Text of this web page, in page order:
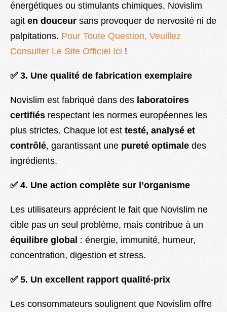
énergétiques ou stimulants chimiques, Novislim
agit en douceur sans provoquer de nervosité ni de
palpitations. Pour Toute Question, Veuillez
Consulter Le Site Officiel Ici !
✅3. Une qualité de fabrication exemplaire
Novislim est fabriqué dans des laboratoires
certifiés respectant les normes européennes les
plus strictes. Chaque lot est testé, analysé et
contrôlé, garantissant une pureté optimale des
ingrédients.
✅4. Une action complète sur l’organisme
Les utilisateurs apprécient le fait que Novislim ne
cible pas un seul problème, mais contribue à un
équilibre global : énergie, immunité, humeur,
concentration, digestion et stress.
✅5. Un excellent rapport qualité-prix
Les consommateurs soulignent que Novislim offre